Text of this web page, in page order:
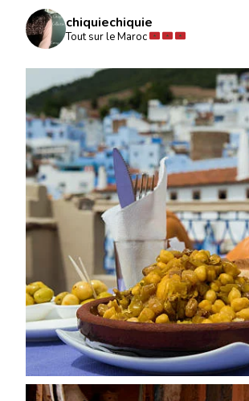
chiquiechiquie
Tout sur le Maroc